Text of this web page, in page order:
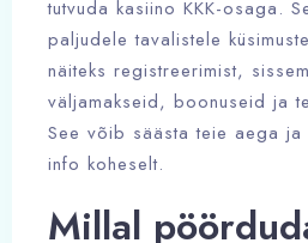
tutvuda kasiino KKK-osaga.
paljudele tavalistele
näiteks registreerimist,
väljamakseid, boonuseid ja
See võib säästa teie aega ja
info koheselt.
Millal